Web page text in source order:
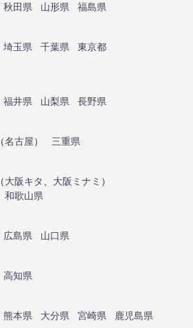
秋田県 山形県
福島県
埼玉県 千葉県
東京都
福井県 山梨県
長野県
（名古屋）
三重県
（大阪キタ 大阪ミナミ ）
和歌山県
広島県
山口県
高知県
熊本県 大分県 宮崎県
鹿児島県